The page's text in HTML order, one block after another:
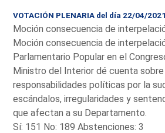
VOTACIÓN PLENARIA del día 22/04/2021
Moción consecuencia de
Moción consecuencia de
Parlamentario Popular en el
Ministro del Interior dé cuenta sobre
responsabilidades políticas por la
escándalos, irregularidades y
que afectan a su Departamento.
Sí: 151 No: 189 Abstenciones: 3